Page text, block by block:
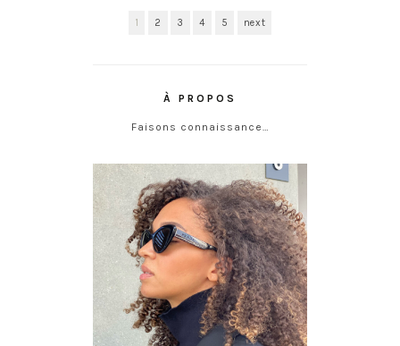
1 2 3 4 5 next
À PROPOS
Faisons connaissance…